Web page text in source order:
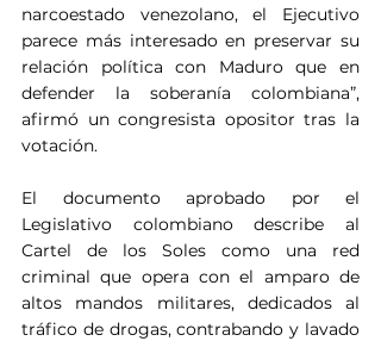
narcoestado venezolano, el Ejecutivo
parece más interesado en preservar su
relación política con Maduro que en
defender la soberanía colombiana”,
afirmó un congresista opositor tras la
votación.
El documento aprobado por el
Legislativo colombiano describe al
Cartel de los Soles como una red
criminal que opera con el amparo de
altos mandos militares, dedicados al
tráfico de drogas, contrabando y lavado